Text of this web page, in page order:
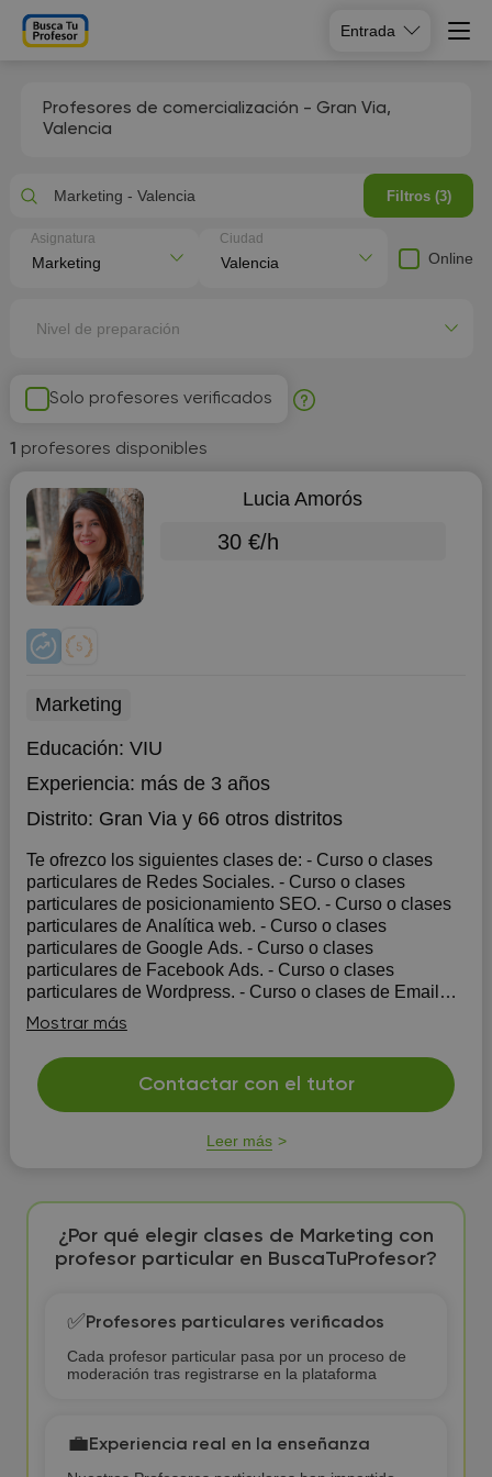
Entrada
Profesores de comercialización - Gran Via,
Valencia
Solo profesores verificados
1 profesores disponibles
Lucia Amorós
30 €/h
Marketing
Educación: VIU
Experiencia: más de 3 años
Distrito: Gran Viay 66 otros distritos
Te ofrezco los siguientes clases de: - Curso o clases
particulares de Redes Sociales. - Curso o clases
particulares de posicionamiento SEO. - Curso o clases
particulares de Analítica web. - Curso o clases
particulares de Google Ads. - Curso o clases
particulares de Facebook Ads. - Curso o clases
particulares de Wordpress. - Curso o clases de Email
Marketing. Mailchimp. - Marketing estratégico. -
Marketing Directo. - Marketing Digital. Precio online:
25€/h Precio presencial: 30€/h
Mostrar más
Contactar con el tutor
Leer más
¿Por qué elegir clases de Marketing con
profesor particular en BuscaTuProfesor?
✅Profesores particulares verificados
Cada profesor particular pasa por un proceso de
moderación tras registrarse en la plataforma
💼Experiencia real en la enseñanza
Marketing - Valencia Filtros (3)
Asignatura Ciudad
Online
Nivel de preparación